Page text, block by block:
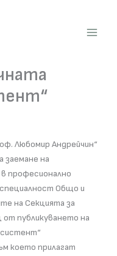
Любомир Андрейчин“
заемане на
професионално
специалност Общо и
на Секцията за
публикуването на
което прилагат